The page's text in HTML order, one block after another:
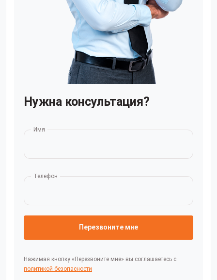
Нужна консультация?
Имя
Телефон
Перезвоните мне
Нажимая кнопку «Перезвоните мне» вы соглашаетесь с
политикой безопасности